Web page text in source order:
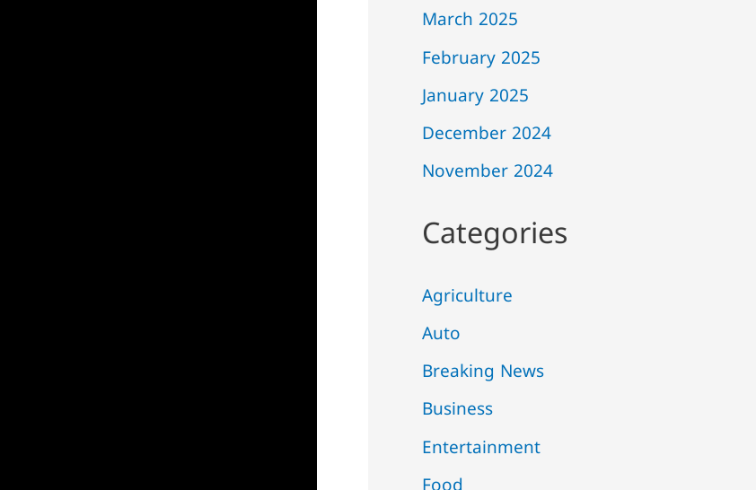
March 2025
February 2025
January 2025
December 2024
November 2024
Categories
Agriculture
Auto
Breaking News
Business
Entertainment